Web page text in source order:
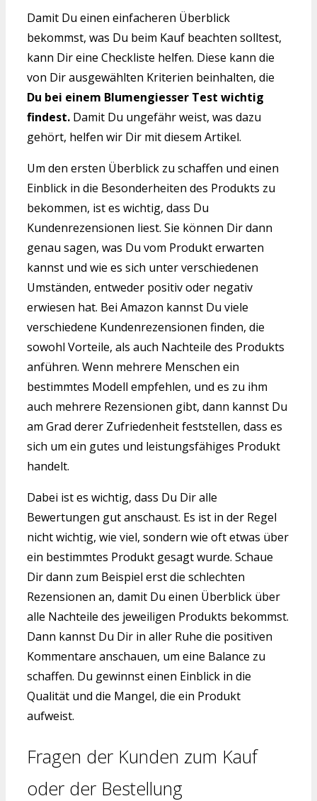
Damit Du einen einfacheren Überblick
bekommst, was Du beim Kauf beachten solltest,
kann Dir eine Checkliste helfen. Diese kann die
von Dir ausgewählten Kriterien beinhalten, die
Du bei einem Blumengiesser Test wichtig
findest. Damit Du ungefähr weist, was dazu
gehört, helfen wir Dir mit diesem Artikel.
Um den ersten Überblick zu schaffen und einen
Einblick in die Besonderheiten des Produkts zu
bekommen, ist es wichtig, dass Du
Kundenrezensionen liest. Sie können Dir dann
genau sagen, was Du vom Produkt erwarten
kannst und wie es sich unter verschiedenen
Umständen, entweder positiv oder negativ
erwiesen hat. Bei Amazon kannst Du viele
verschiedene Kundenrezensionen finden, die
sowohl Vorteile, als auch Nachteile des Produkts
anführen. Wenn mehrere Menschen ein
bestimmtes Modell empfehlen, und es zu ihm
auch mehrere Rezensionen gibt, dann kannst Du
am Grad derer Zufriedenheit feststellen, dass es
sich um ein gutes und leistungsfähiges Produkt
handelt.
Dabei ist es wichtig, dass Du Dir alle
Bewertungen gut anschaust. Es ist in der Regel
nicht wichtig, wie viel, sondern wie oft etwas über
ein bestimmtes Produkt gesagt wurde. Schaue
Dir dann zum Beispiel erst die schlechten
Rezensionen an, damit Du einen Überblick über
alle Nachteile des jeweiligen Produkts bekommst.
Dann kannst Du Dir in aller Ruhe die positiven
Kommentare anschauen, um eine Balance zu
schaffen. Du gewinnst einen Einblick in die
Qualität und die Mangel, die ein Produkt
aufweist.
Fragen der Kunden zum Kauf
oder der Bestellung